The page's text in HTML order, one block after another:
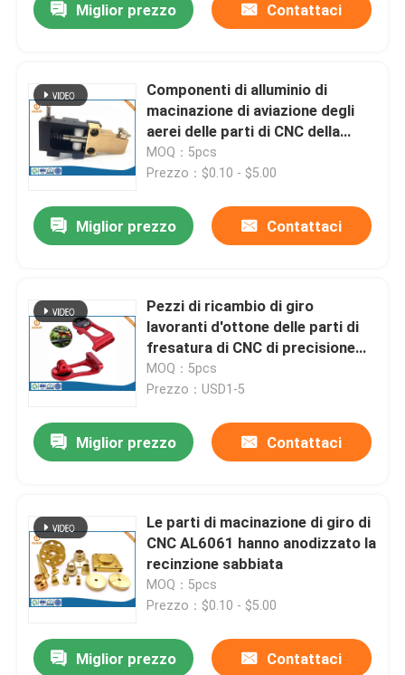
Prodotti
Chi siamo
Fatory Tour
Miglior prezzo Contattaci
Componenti di alluminio di
macinazione di aviazione degli
aerei delle parti di CNC della
casa astuta
MOQ：5pcs
Prezzo：$0.10 - $5.00
Miglior prezzo Contattaci
Pezzi di ricambio di giro
lavoranti d'ottone delle parti di
fresatura di CNC di precisione
Ra0.4
MOQ：5pcs
Prezzo：USD1-5
Miglior prezzo Contattaci
Le parti di macinazione di giro di
CNC AL6061 hanno anodizzato la
recinzione sabbiata
MOQ：5pcs
Prezzo：$0.10 - $5.00
Miglior prezzo Contattaci